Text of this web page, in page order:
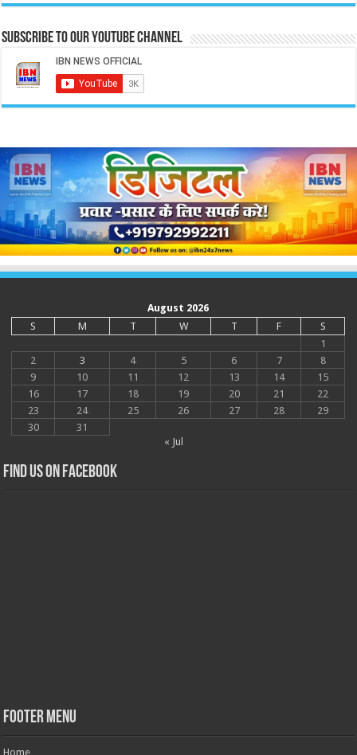
Subscribe to our Youtube Channel
August 2026
S
M T W T F
S
1
2
3 4 5 6 7
8
9
10 11 12 13 14
15
16
17 18 19 20 21
22
23
24 25 26 27 28
29
30
31
« Jul
Find us on Facebook
Footer Menu
Home